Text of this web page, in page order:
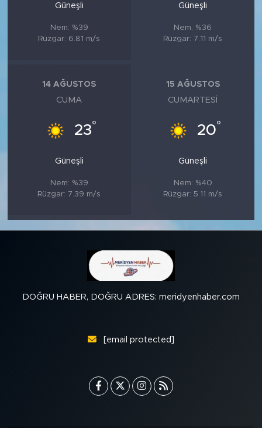
Güneşli
Nem: %39
Rüzgar: 6.81 m/s
Güneşli
Nem: %36
Rüzgar: 7.11 m/s
14 AĞUSTOS
CUMA
23°
Güneşli
Nem: %39
Rüzgar: 7.39 m/s
15 AĞUSTOS
CUMARTESI
20°
Güneşli
Nem: %40
Rüzgar: 5.11 m/s
DOĞRU HABER, DOĞRU ADRES: meridyenhaber.com
[email protected]